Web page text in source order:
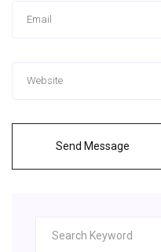
Send Message